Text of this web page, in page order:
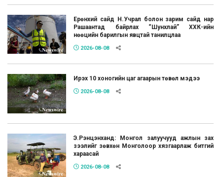
Ерөнхий сайд Н.Учрал болон зарим сайд нар
Рашаантад байрлах “Шунхлай” ХХК-ийн
нөөцийн барилгын явцтай танилцлаа
2026-08-08
Ирэх 10 хоногийн цаг агаарын төвөл мэдээ
2026-08-08
Э.Рэнцэнханд: Монгол залуучууд ажлын зах
зээлийг зөвхөн Монголоор хязгаарлаж битгий
хараасай
2026-08-08